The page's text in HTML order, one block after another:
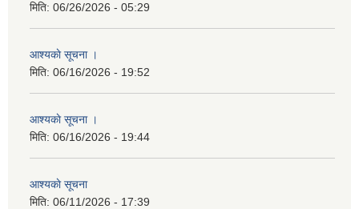
मिति: 06/26/2026 - 05:29
आश्यकाे सूचना ।
मिति: 06/16/2026 - 19:52
आश्यकाे सूचना ।
मिति: 06/16/2026 - 19:44
आश्यकाे सूचना
मिति: 06/11/2026 - 17:39